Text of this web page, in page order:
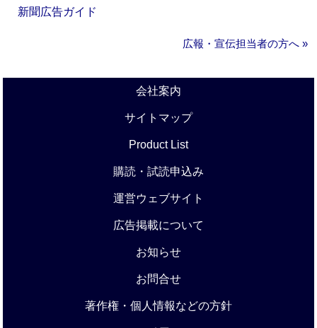
新聞広告ガイド
広報・宣伝担当者の方へ »
会社案内
サイトマップ
Product List
購読・試読申込み
運営ウェブサイト
広告掲載について
お知らせ
お問合せ
著作権・個人情報などの方針